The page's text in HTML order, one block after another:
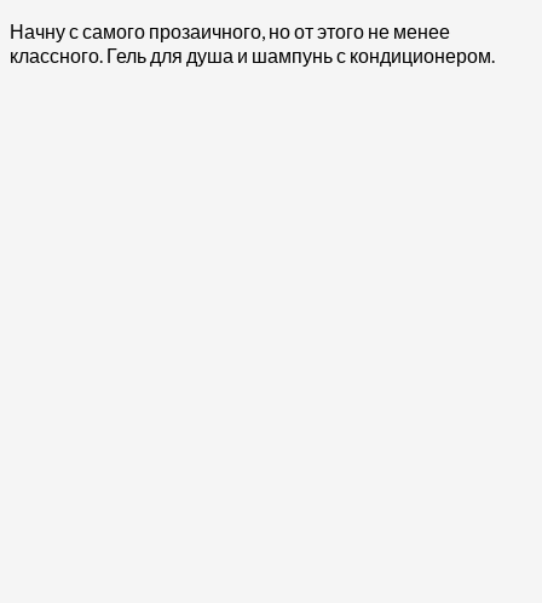
Начну с самого прозаичного, но от этого не менее
классного. Гель для душа и шампунь с кондиционером.